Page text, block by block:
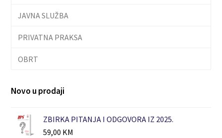
JAVNA SLUŽBA
PRIVATNA PRAKSA
OBRT
Novo u prodaji
ZBIRKA PITANJA I ODGOVORA IZ 2025.
59,00 KM